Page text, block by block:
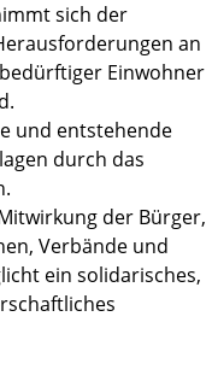
sich der
an
Einwohner
und entstehende
durch das
der Bürger,
Verbände und
ein solidarisches,